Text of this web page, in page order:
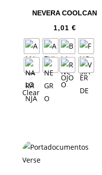
NEVERA COOLCAN
1,01 €
Clear